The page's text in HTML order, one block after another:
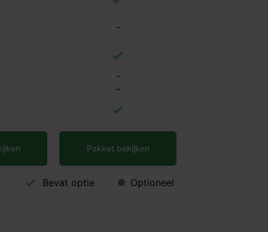
-
-
-
Pakket bekijken
Bevat optie Optioneel